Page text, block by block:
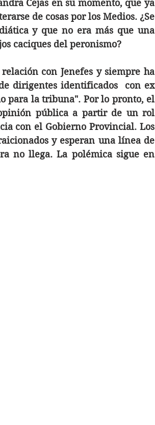
Cejas en su momento, que ya
de cosas por los Medios. ¿Se
y que no era más que una
caciques del peronismo?
con Jenefes y siempre ha
dirigentes identificados  con ex
para la tribuna". Por lo pronto, el
pública a partir de un rol
con el Gobierno Provincial. Los
y esperan una línea de
no llega. La polémica sigue en